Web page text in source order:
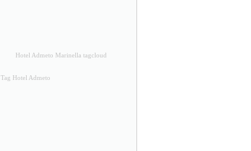
Hotel Admeto Marinella tagcloud
Tag Hotel Admeto